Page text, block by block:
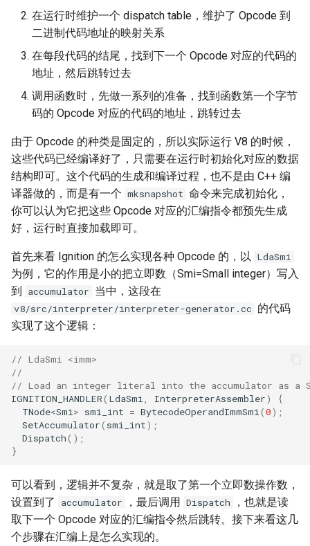
在运行时维护一个 dispatch table，维护了 Opcode 到
二进制代码地址的映射关系
在每段代码的结尾，找到下一个 Opcode 对应的代码的
地址，然后跳转过去
调用函数时，先做一系列的准备，找到函数第一个字节
码的 Opcode 对应的代码的地址，跳转过去
由于 Opcode 的种类是固定的，所以实际运行 V8 的时候，
这些代码已经编译好了，只需要在运行时初始化对应的数据
结构即可。这个代码的生成和编译过程，也不是由 C++ 编
译器做的，而是有一个 mksnapshot 命令来完成初始化，
你可以认为它把这些 Opcode 对应的汇编指令都预先生成
好，运行时直接加载即可。
首先来看 Ignition 的怎么实现各种 Opcode 的，以 LdaSmi
为例，它的作用是小的把立即数（Smi=Small integer）写入
到 accumulator 当中，这段在
v8/src/interpreter/interpreter-generator.cc 的代码
实现了这个逻辑：
// LdaSmi <imm>
//
// Load an integer literal into the accumulator as a
IGNITION_HANDLER( LdaSmi InterpreterAssembler)
{
TNode<Smi > smi_int = BytecodeOperandImmSmi (0);
SetAccumulator( smi_int);
Dispatch();
}
可以看到，逻辑并不复杂，就是取了第一个立即数操作数，
设置到了
accumulator ，最后调用 Dispatch
，也就是读
取下一个 Opcode 对应的汇编指令然后跳转。接下来看这几
个步骤在汇编上是怎么实现的。